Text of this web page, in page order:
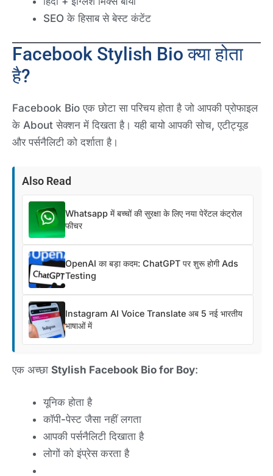
SEO के हिसाब से बेस्ट कंटेंट
Facebook Stylish Bio क्या होता
है?
Facebook Bio एक छोटा सा परिचय होता है जो आपकी प्रोफाइल
के About सेक्शन में दिखता है। यही बायो आपकी सोच, एटीट्यूड
और पर्सनैलिटी को दर्शाता है।
Also Read
Whatsapp में बच्चों की सुरक्षा के लिए नया पेरेंटल कंट्रोल
फीचर
OpenAI का बड़ा कदम: ChatGPT पर शुरू होगी Ads
Testing
Instagram AI Voice Translate अब 5 नई भारतीय
भाषाओं में
एक अच्छा Stylish Facebook Bio for Boy:
यूनिक होता है
कॉपी-पेस्ट जैसा नहीं लगता
आपकी पर्सनैलिटी दिखाता है
लोगों को इंप्रेस करता है